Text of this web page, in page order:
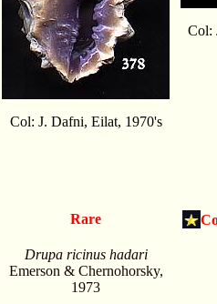
Col: J. Dafni, Eilat, 1970's
Col:
Rare
Drupa ricinus hadari
Emerson & Chernohorsky,
1973